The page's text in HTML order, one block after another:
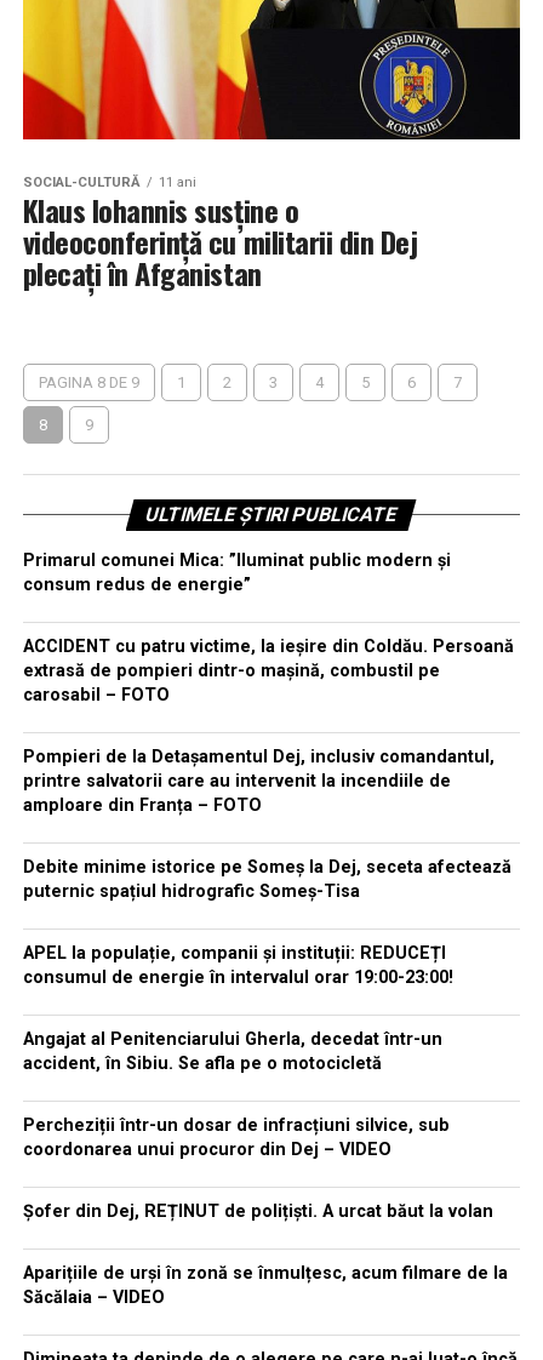
SOCIAL-CULTURĂ 11 ani
Klaus Iohannis susține o
videoconferință cu militarii din Dej
plecați în Afganistan
PAGINA 8 DE 9 1 2 3 4 5 6 7
8 9
ULTIMELE ȘTIRI PUBLICATE
Primarul comunei Mica: ”Iluminat public modern și
consum redus de energie”
ACCIDENT cu patru victime, la ieșire din Coldău. Persoană
extrasă de pompieri dintr-o mașină, combustil pe
carosabil – FOTO
Pompieri de la Detașamentul Dej, inclusiv comandantul,
printre salvatorii care au intervenit la incendiile de
amploare din Franța – FOTO
Debite minime istorice pe Someș la Dej, seceta afectează
puternic spațiul hidrografic Someș-Tisa
APEL la populație, companii și instituții: REDUCEȚI
consumul de energie în intervalul orar 19:00-23:00!
Angajat al Penitenciarului Gherla, decedat într-un
accident, în Sibiu. Se afla pe o motocicletă
Percheziții într-un dosar de infracțiuni silvice, sub
coordonarea unui procuror din Dej – VIDEO
Șofer din Dej, REȚINUT de polițiști. A urcat băut la volan
Aparițiile de urși în zonă se înmulțesc, acum filmare de la
Săcălaia – VIDEO